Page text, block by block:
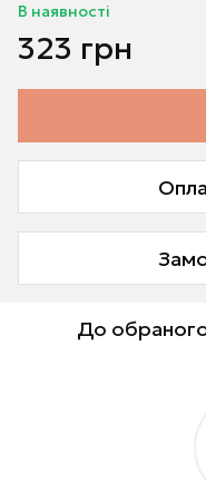
В наявності
323 грн
До